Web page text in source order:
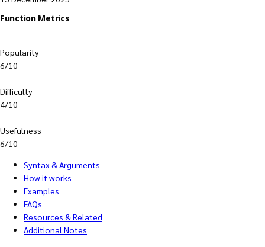
Function Metrics
Popularity
6/10
Difficulty
4/10
Usefulness
6/10
Syntax & Arguments
How it works
Examples
FAQs
Resources & Related
Additional Notes